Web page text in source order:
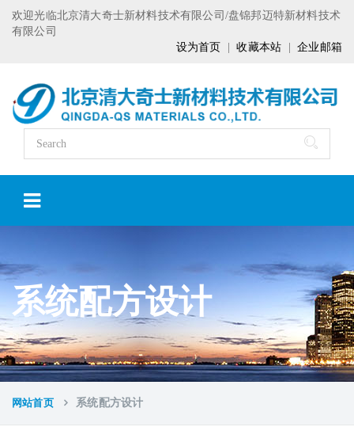
欢迎光临北京清大奇士新材料技术有限公司/盘锦邦迈特新材料技术
有限公司
设为首页 |收藏本站 |企业邮箱
系统配方设计
网站首页 系统配方设计